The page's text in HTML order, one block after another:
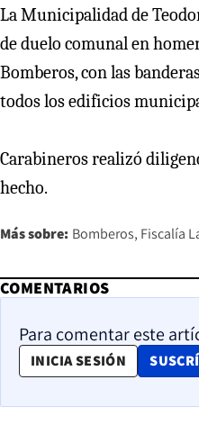
La Municipalidad de
de duelo comunal en
Bomberos, con las
todos los edificios
Carabineros realizó
hecho.
Más sobre: Bomberos Fiscalía
COMENTARIOS
Para comentar este
INICIA SESIÓN OPENS